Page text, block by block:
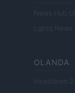
News Hub UK
Lgbtq News
OLANDA
Investeren 24